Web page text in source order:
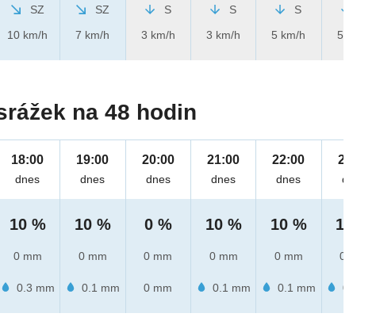
SZ
10 km/h
SZ
7 km/h
S
3 km/h
S
3 km/h
S
5 km/h
5 km/h
na 48 hodin
18:00
dnes
10 %
0 mm
0.3 mm
19:00
dnes
10 %
0 mm
0.1 mm
20:00
dnes
0 %
0 mm
0 mm
21:00
dnes
10 %
0 mm
0.1 mm
22:00
dnes
10 %
0 mm
0.1 mm
23:00
dnes
10 %
0 mm
0.1 mm